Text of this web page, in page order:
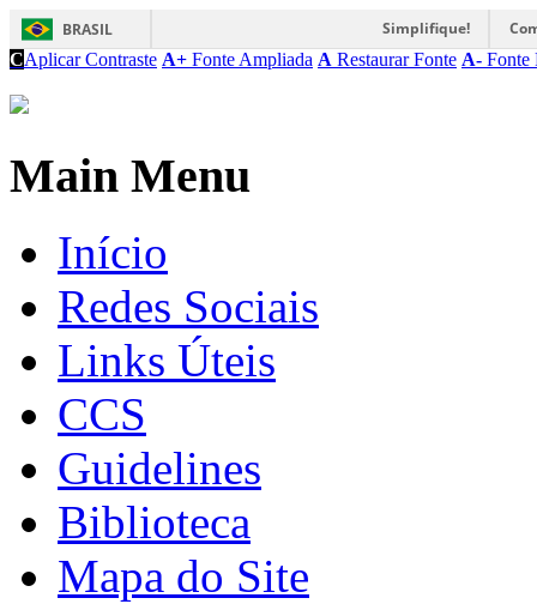
BRASIL Simplifique!
CAplicar Contraste A+ Fonte Ampliada A Restaurar Fonte A- Fonte
Main Menu
Início
Redes Sociais
Links Úteis
CCS
Guidelines
Biblioteca
Mapa do Site